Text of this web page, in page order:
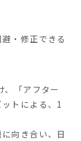
・修正できる
、「アフター
トによる、1
向き合い、日